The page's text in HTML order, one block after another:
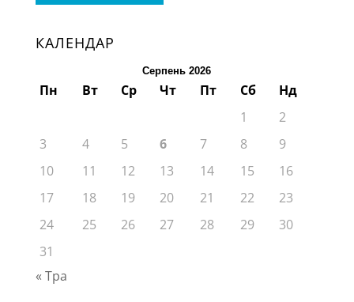
КАЛЕНДАР
Серпень 2026
Пн Вт Ср Чт Пт Сб
Нд
1
2
3
4 5 6 7 8
9
10
11 12 13 14 15
16
17
18 19 20 21 22
23
24
25 26 27 28 29
30
31
« Тра